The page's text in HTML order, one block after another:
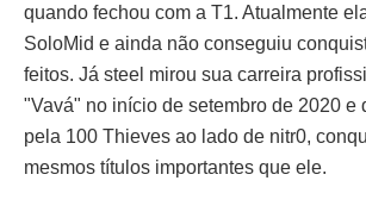
quando fechou com a T1. Atualmente
SoloMid e ainda não conseguiu
feitos. Já steel mirou sua carreira
"Vavá" no início de setembro de 2020 e
pela 100 Thieves ao lado de nitr0,
mesmos títulos importantes que ele.